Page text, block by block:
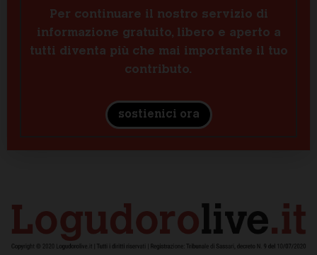
Per continuare il nostro servizio di
informazione gratuito, libero e aperto a
tutti diventa più che mai importante il tuo
contributo.
sostienici ora